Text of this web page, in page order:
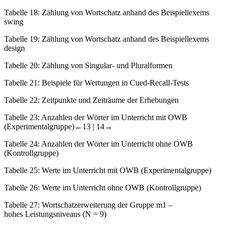
Tabelle 18: Zählung von Wortschatz anhand des Beispiellexems
swing
Tabelle 19: Zählung von Wortschatz anhand des Beispiellexems
design
Tabelle 20: Zählung von Singular- und Pluralformen
Tabelle 21: Beispiele für Wertungen in Cued-Recall-Tests
Tabelle 22: Zeitpunkte und Zeiträume der Erhebungen
Tabelle 23: Anzahlen der Wörter im Unterricht mit OWB
(Experimentalgruppe)←13 | 14→
Tabelle 24: Anzahlen der Wörter im Unterricht ohne OWB
(Kontrollgruppe)
Tabelle 25: Werte im Unterricht mit OWB (Experimentalgruppe)
Tabelle 26: Werte im Unterricht ohne OWB (Kontrollgruppe)
Tabelle 27: Wortschatzerweiterung der Gruppe m1 –
hohes Leistungsniveaus (N = 9)